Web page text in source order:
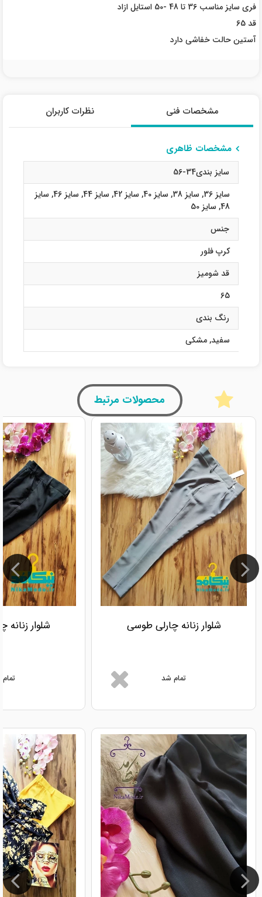
فری سایز مناسب 36 تا 48 -50 استایل ازاد
قد 65
آستین حالت خفاشی دارد
مشخصات فنی نظرات کاربران
مشخصات ظاهری
سایز بندی34-56
سایز 36
, سایز 38 , سایز 40 , سایز 42 , سایز 44 , سایز 46 , سایز
48
, سایز 50
جنس
کرپ فلور
قد شومیز
65
رنگ بندی
سفید,مشکی
محصولات مرتبط
شلوار زنانه چارلی طوسی
تمام شد
شلوار